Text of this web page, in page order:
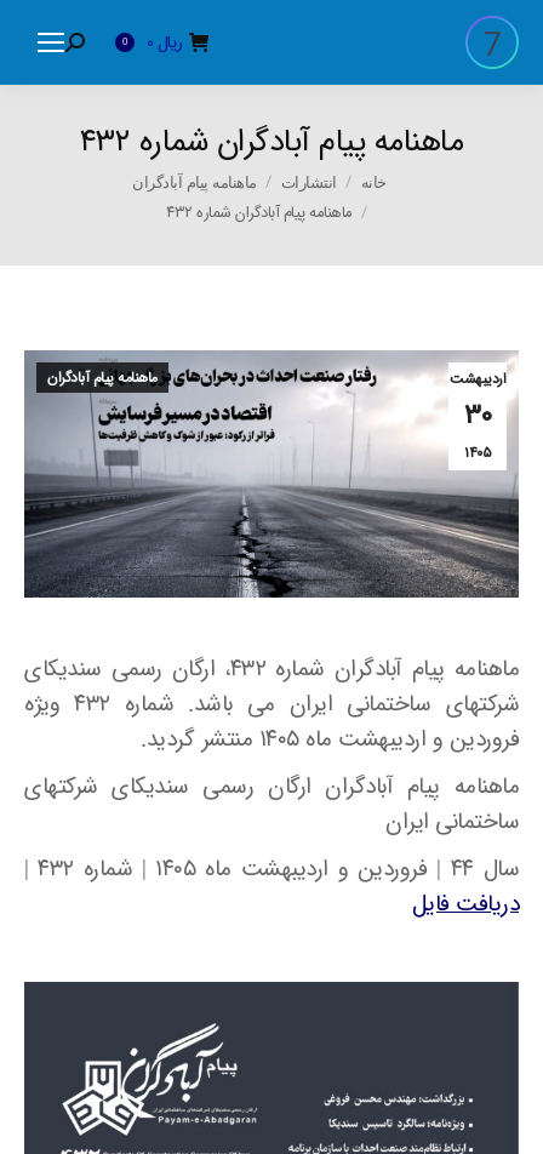
ریال 0
Search:
ماهنامه پیام آبادگران شماره ۴۳۲
خانه انتشارات ماهنامه پیام آبادگران
ماهنامه پیام آبادگران شماره ۴۳۲
اردیبهشت
۳۰
۱۴۰۵
ماهنامه پیام آبادگران
ماهنامه پیام آبادگران شماره ۴۳۲، ارگان رسمی سندیکای
شرکتهای ساختمانی ایران می باشد. شماره ۴۳۲ ویژه
فروردین و اردیبهشت ماه ۱۴۰۵ منتشر گردید.
ماهنامه پیام آبادگران ارگان رسمی سندیکای شرکتهای
ساختمانی ایران
سال ۴۴ | فروردین و اردیبهشت ماه ۱۴۰۵ | شماره ۴۳۲ |
دریافت فایل